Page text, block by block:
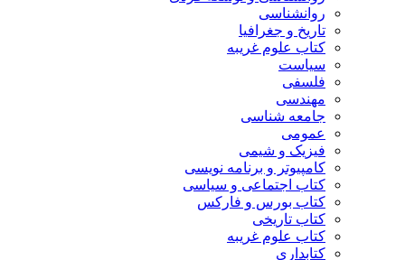
روانشناسی
تاریخ و جغرافیا
کتاب علوم غریبه
سیاست
فلسفی
مهندسی
جامعه شناسی
عمومی
فیزیک و شیمی
کامپیوتر و برنامه نویسی
کتاب اجتماعی و سیاسی
کتاب بورس و فارکس
کتاب تاریخی
کتاب علوم غریبه
کتابداری